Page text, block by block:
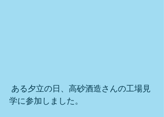
学に参加しました。